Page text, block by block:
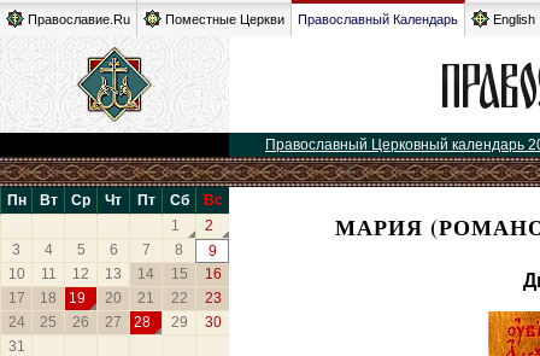
Православие.Ru Поместные Церкви Православный Календарь English
Православный Церковный календарь
Пн Вт Ср Чт Пт Сб
Вс
1
2
3
4 5 6 7 8
9
10
11 12 13 14 15
16
17
18 19 20 21 22
23
24
25 26 27 28 29
30
31
МАРИЯ